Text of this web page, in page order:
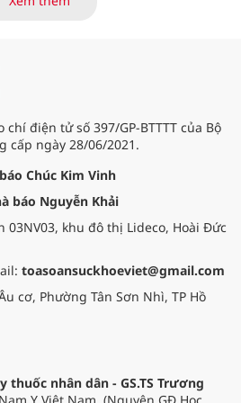
quy trình chuyên môn và hệ thống
điện tử số 397/GP-BTTTT của Bộ
cấp ngày 28/06/2021.
Chúc Kim Vinh
báo Nguyễn Khải
03NV03, khu đô thị Lideco, Hoài Đức
toasoansuckhoeviet@gmail.com
cơ, Phường Tân Sơn Nhì, TP Hồ
thuốc nhân dân - GS.TS Trương